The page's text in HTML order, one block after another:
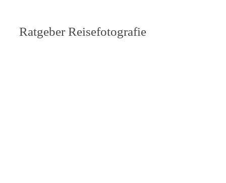
Ratgeber Reisefotografie